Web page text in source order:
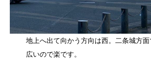
地上へ出て向かう方向は⻄。二条城方
広いので楽です。